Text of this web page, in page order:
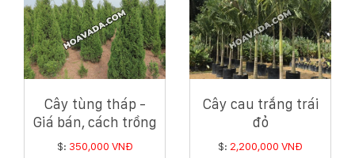
Cây tùng tháp -
Giá bán, cách trồng
và chăm sóc cây
$: 350,000 VNĐ
Cây cau trắng trái
đỏ
$: 2,200,000 VNĐ